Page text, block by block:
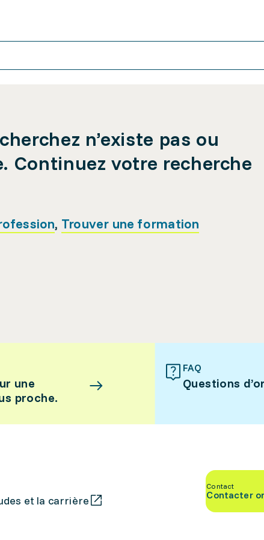
n’existe pas ou
Continuez votre recherche
, Trouver une formation
une
proche.
FAQ
Questions
et la carrière
Contact
Contacter